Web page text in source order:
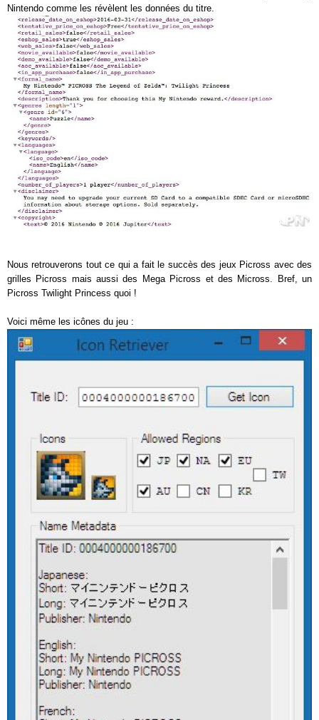
Nintendo comme les révèlent les données du titre.
Nous retrouverons tout ce qui a fait le succès des jeux Picross avec des
grilles Picross mais aussi des Mega Picross et des Micross. Bref, un
Picross Twilight Princess quoi !
Voici même les icônes du jeu :